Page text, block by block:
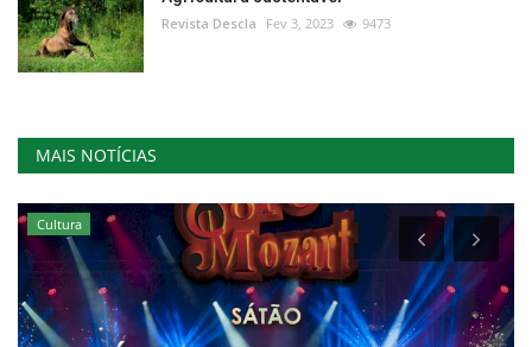
Revista Descla Fev 3, 2023 9473
MAIS NOTÍCIAS
Cultura